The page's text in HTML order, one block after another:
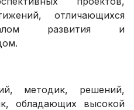
отличающихся
развития и
методик, решений,
обладающих высокой